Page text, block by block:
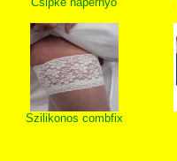
Szilikonos combfix